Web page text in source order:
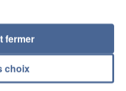
DE LA DZ
choix
fermer